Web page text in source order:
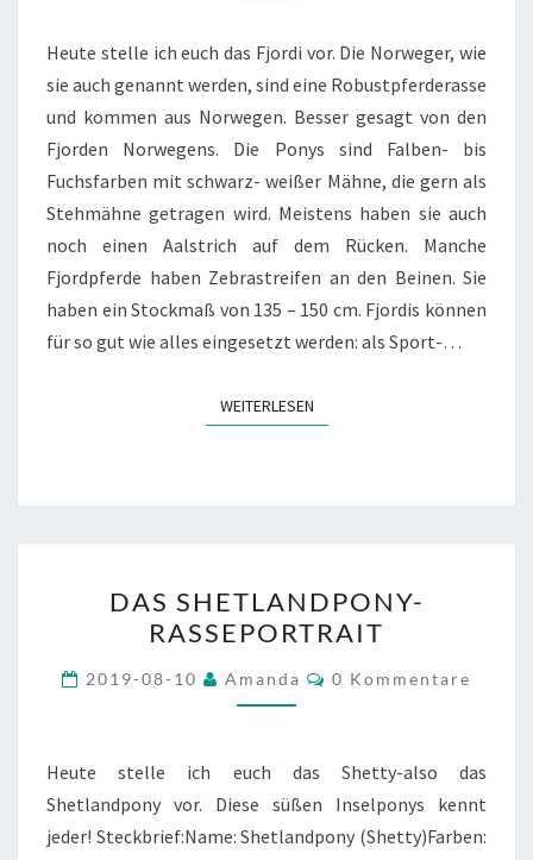
Heute stelle ich euch das Fjordi vor. Die Norweger, wie
sie auch genannt werden, sind eine Robustpferderasse
und kommen aus Norwegen. Besser gesagt von den
Fjorden Norwegens. Die Ponys sind Falben- bis
Fuchsfarben mit schwarz- weißer Mähne, die gern als
Stehmähne getragen wird. Meistens haben sie auch
noch einen Aalstrich auf dem Rücken. Manche
Fjordpferde haben Zebrastreifen an den Beinen. Sie
haben ein Stockmaß von 135 – 150 cm. Fjordis können
für so gut wie alles eingesetzt werden: als Sport-…
WEITERLESENWEITERLESEN
SHETLANDPONY-
RASSEPORTRAIT
DAS SHETLANDPONY-
RASSEPORTRAIT
2019-08-10 Amanda Kommentare
0 Kommentare
Heute stelle ich euch das Shetty-also das
Shetlandpony vor. Diese süßen Inselponys kennt
jeder! Steckbrief:Name: Shetlandpony (Shetty)Farben: